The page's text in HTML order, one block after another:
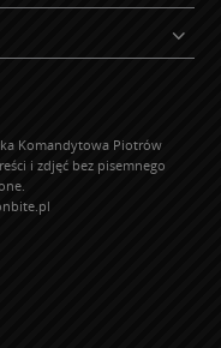
Komandytowa Piotrów
i zdjęć bez pisemnego